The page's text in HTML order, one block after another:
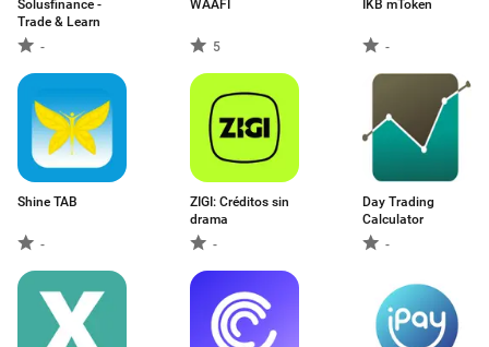
Solusfinance -
Trade & Learn
-
WAAFI
5
IKB mToken
-
Shine TAB
-
ZIGI: Créditos sin
drama
-
Day Trading
Calculator
-